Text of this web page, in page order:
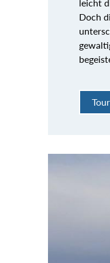
leicht
Doch